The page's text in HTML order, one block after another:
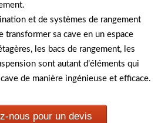
et de systèmes de rangement
transformer sa cave en un espace
les bacs de rangement, les
sont autant d’éléments qui
de manière ingénieuse et efficace.
nous pour un devis